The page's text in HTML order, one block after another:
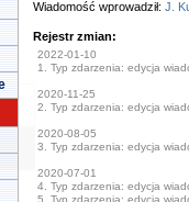
Wiadomość wprowadził: J.
Rejestr zmian:
2022-01-10
1. Typ zdarzenia: edycja
2020-11-25
2. Typ zdarzenia: edycja
2020-08-05
3. Typ zdarzenia: edycja
2020-07-01
4. Typ zdarzenia: edycja
5. Typ zdarzenia: edycja